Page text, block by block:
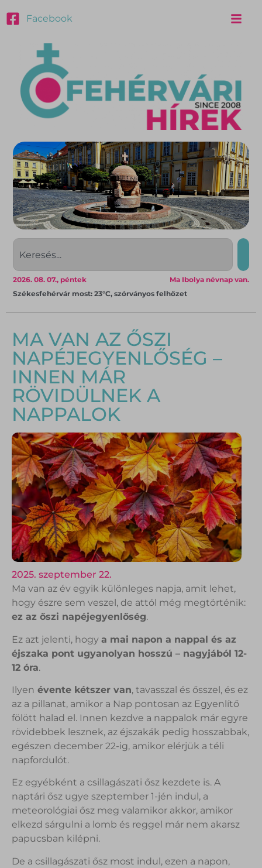
Facebook
Ma Ibolya névnap van.
2026. 08. 07., péntek
Székesfehérvár most: 23°C, szórványos felhőzet
MA VAN AZ ŐSZI
NAPÉJEGYENLŐSÉG –
INNEN MÁR
RÖVIDÜLNEK A
NAPPALOK
2025. szeptember 22.
Ma van az év egyik különleges napja, amit lehet,
hogy észre sem veszel, de attól még megtörténik:
ez az őszi napéjegyenlőség.
Ez azt jelenti, hogy a mai napon a nappal és az
éjszaka pont ugyanolyan hosszú – nagyjából 12-
12 óra.
Ilyen évente kétszer van, tavasszal és ősszel, és ez
az a pillanat, amikor a Nap pontosan az Egyenlítő
fölött halad el. Innen kezdve a nappalok már egyre
rövidebbek lesznek, az éjszakák pedig hosszabbak,
egészen december 22-ig, amikor elérjük a téli
napfordulót.
Ez egyébként a csillagászati ősz kezdete is. A
naptári ősz ugye szeptember 1-jén indul, a
meteorológiai ősz meg valamikor akkor, amikor
elkezd sárgulni a lomb és reggel már nem akarsz
papucsban kilépni.
De a csillagászati ősz most indul, ezen a napon,